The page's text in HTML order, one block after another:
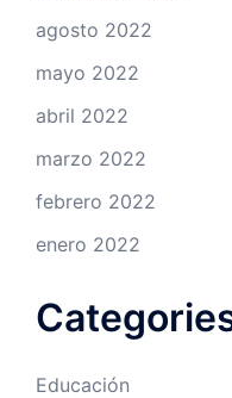
agosto 2022
mayo 2022
abril 2022
marzo 2022
febrero 2022
enero 2022
Educación